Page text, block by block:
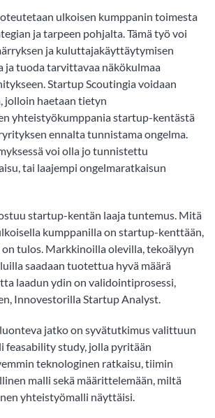
ulkoisen kumppanin toimesta
ja tarpeen pohjalta. Tämä työ voi
ja kuluttajakäyttäytymisen
ja tuoda tarvittavaa näkökulmaa
Startup Scoutingia voidaan
jolloin haetaan tietyn
yhteistyökumppania startup-kentästä
ennalta tunnistama ongelma.
voi olla jo tunnistettu
tai laajempi ongelmaratkaisun
startup-kentän laaja tuntemus. Mitä
kumppanilla on startup-kenttään,
tulos. Markkinoilla olevilla, tekoälyyn
saadaan tuotettua hyvä määrä
laadun ydin on validointiprosessi,
Innovestorilla Startup Analyst.
jatko on syvätutkimus valittuun
feasability study, jolla pyritään
teknologinen ratkaisu, tiimin
malli sekä määrittelemään, miltä
yhteistyömalli näyttäisi.